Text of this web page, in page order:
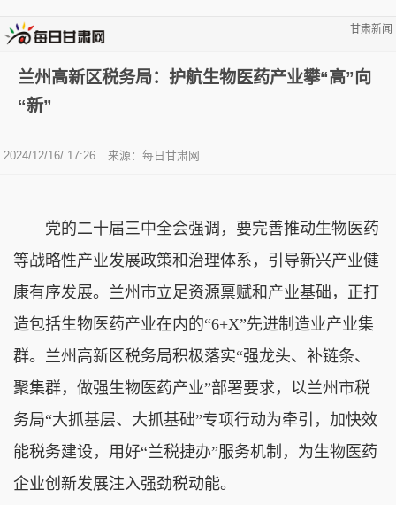
甘肃新闻
兰州高新区税务局：护航生物医药产业攀“高”向
“新”
2024/12/16/ 17:26 来源： 每日甘肃网
党的二十届三中全会强调，要完善推动生物医药
等战略性产业发展政策和治理体系，引导新兴产业健
康有序发展。兰州市立足资源禀赋和产业基础，正打
造包括生物医药产业在内的“6+X”先进制造业产业集
群。兰州高新区税务局积极落实“强龙头、补链条、
聚集群，做强生物医药产业”部署要求，以兰州市税
务局“大抓基层、大抓基础”专项行动为牵引，加快效
能税务建设，用好“兰税捷办”服务机制，为生物医药
企业创新发展注入强劲税动能。